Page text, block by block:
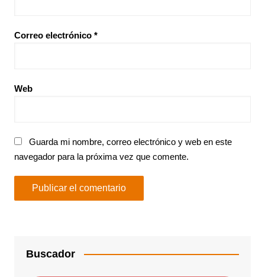
Correo electrónico *
Web
Guarda mi nombre, correo electrónico y web en este
navegador para la próxima vez que comente.
Buscador